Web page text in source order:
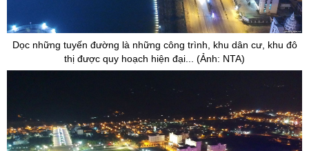
Dọc những tuyến đường là những công trình, khu dân cư, khu đô
thị được quy hoạch hiện đại... (Ảnh: NTA)